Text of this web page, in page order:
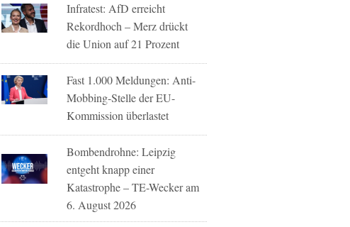
Infratest: AfD erreicht
Rekordhoch – Merz drückt
die Union auf 21 Prozent
Fast 1.000 Meldungen: Anti-
Mobbing-Stelle der EU-
Kommission überlastet
Bombendrohne: Leipzig
entgeht knapp einer
Katastrophe – TE-Wecker am
6. August 2026